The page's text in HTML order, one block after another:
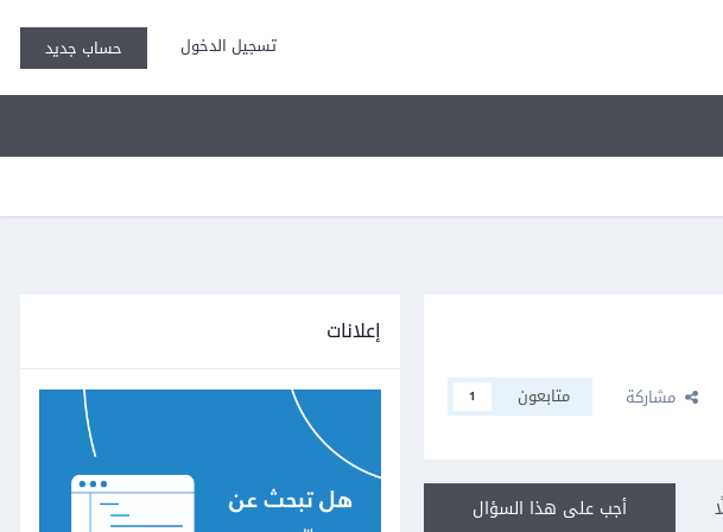
تسجيل الدخول حساب جديد
مشاركة متابعون 1
أجب على هذا السؤال
إعلانات